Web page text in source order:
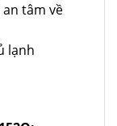
tâm về
lạnh